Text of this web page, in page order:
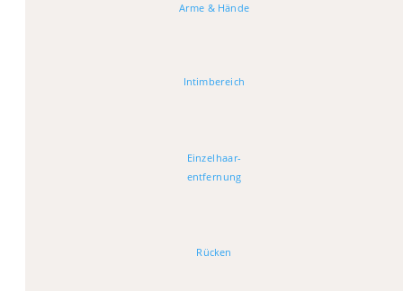
Arme & Hände
Intimbereich
Einzelhaar-
entfernung
Rücken